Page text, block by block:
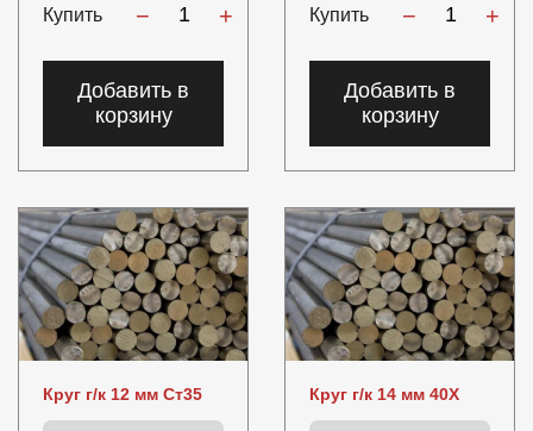
Купить − +
Добавить в
корзину
Купить
− +
Добавить в
корзину
Круг г/к 12 мм Ст35 Круг г/к 14 мм 40Х